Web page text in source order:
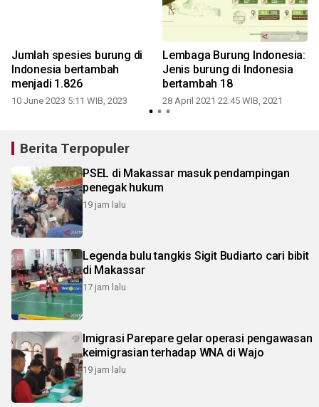
Jumlah spesies burung di
Indonesia bertambah
menjadi 1.826
10 June 2023 5:11 WIB, 2023
Lembaga Burung Indonesia:
Jenis burung di Indonesia
bertambah 18
28 April 2021 22:45 WIB, 2021
Berita Terpopuler
PSEL di Makassar masuk pendampingan
penegak hukum
19 jam lalu
Legenda bulu tangkis Sigit Budiarto cari bibit
di Makassar
17 jam lalu
Imigrasi Parepare gelar operasi pengawasan
keimigrasian terhadap WNA di Wajo
19 jam lalu